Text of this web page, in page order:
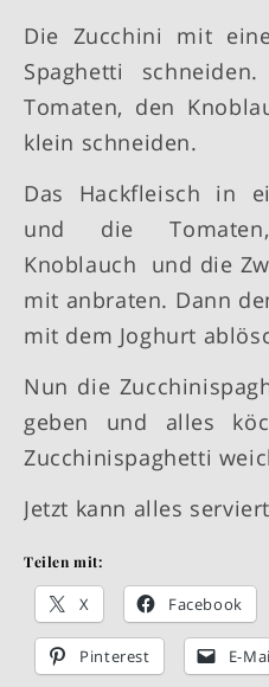
Die Zucchini mit
Spaghetti
Tomaten, den
klein schneiden.
Das Hackfleisch in
und die
Knoblauch und die
mit anbraten. Dann
mit dem Joghurt
Nun die
geben und alles
Zucchinispaghetti
Jetzt kann alles
Teilen mit:
X Facebook
Pinterest E-